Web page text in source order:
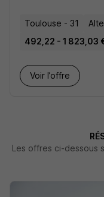
Toulouse - 31
492,22 - 1 823,03
Voir l’offre
Les offres ci-dessous